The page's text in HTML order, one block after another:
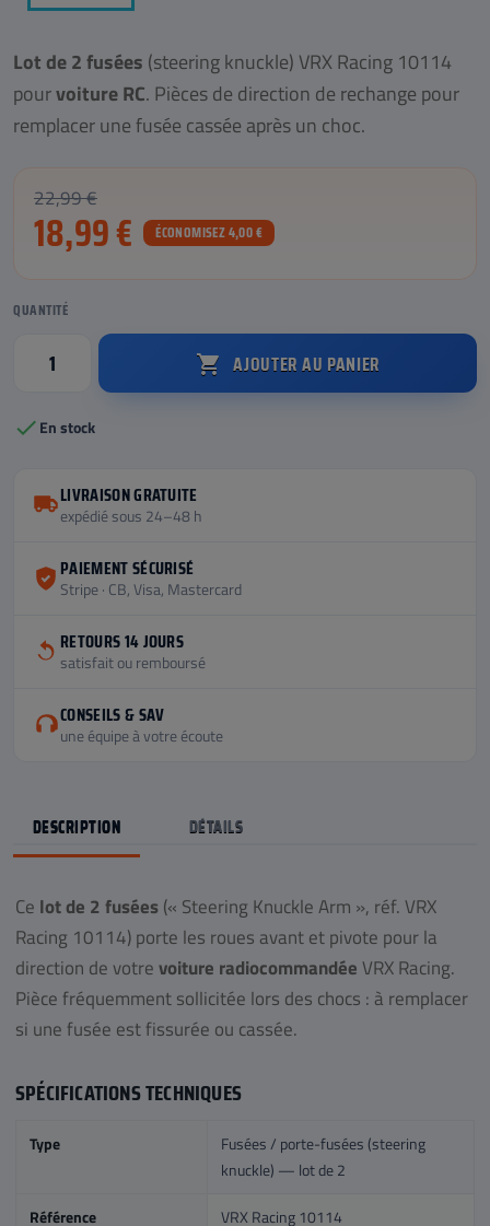
Lot de 2 fusées (steering knuckle) VRX Racing 10114
pourvoiture RC. Pièces de direction de rechange pour
remplacer une fusée cassée après un choc.
22,99 €
18,99 € ÉCONOMISEZ 4,00 €
QUANTITÉ
 AJOUTER AU PANIER
En stock
LIVRAISON GRATUITE
expédié sous 24–48 h
PAIEMENT SÉCURISÉ
Stripe · CB, Visa, Mastercard
RETOURS 14 JOURS
satisfait ou remboursé
CONSEILS & SAV
une équipe à votre écoute
DESCRIPTION DÉTAILS
Ce lot de 2 fusées (« Steering Knuckle Arm », réf. VRX
Racing 10114) porte les roues avant et pivote pour la
direction de votre voiture radiocommandée VRX Racing.
Pièce fréquemment sollicitée lors des chocs : à remplacer
si une fusée est fissurée ou cassée.
SPÉCIFICATIONS TECHNIQUES
Type
Fusées / porte-fusées (steering
knuckle) — lot de 2
Référence VRX Racing 10114